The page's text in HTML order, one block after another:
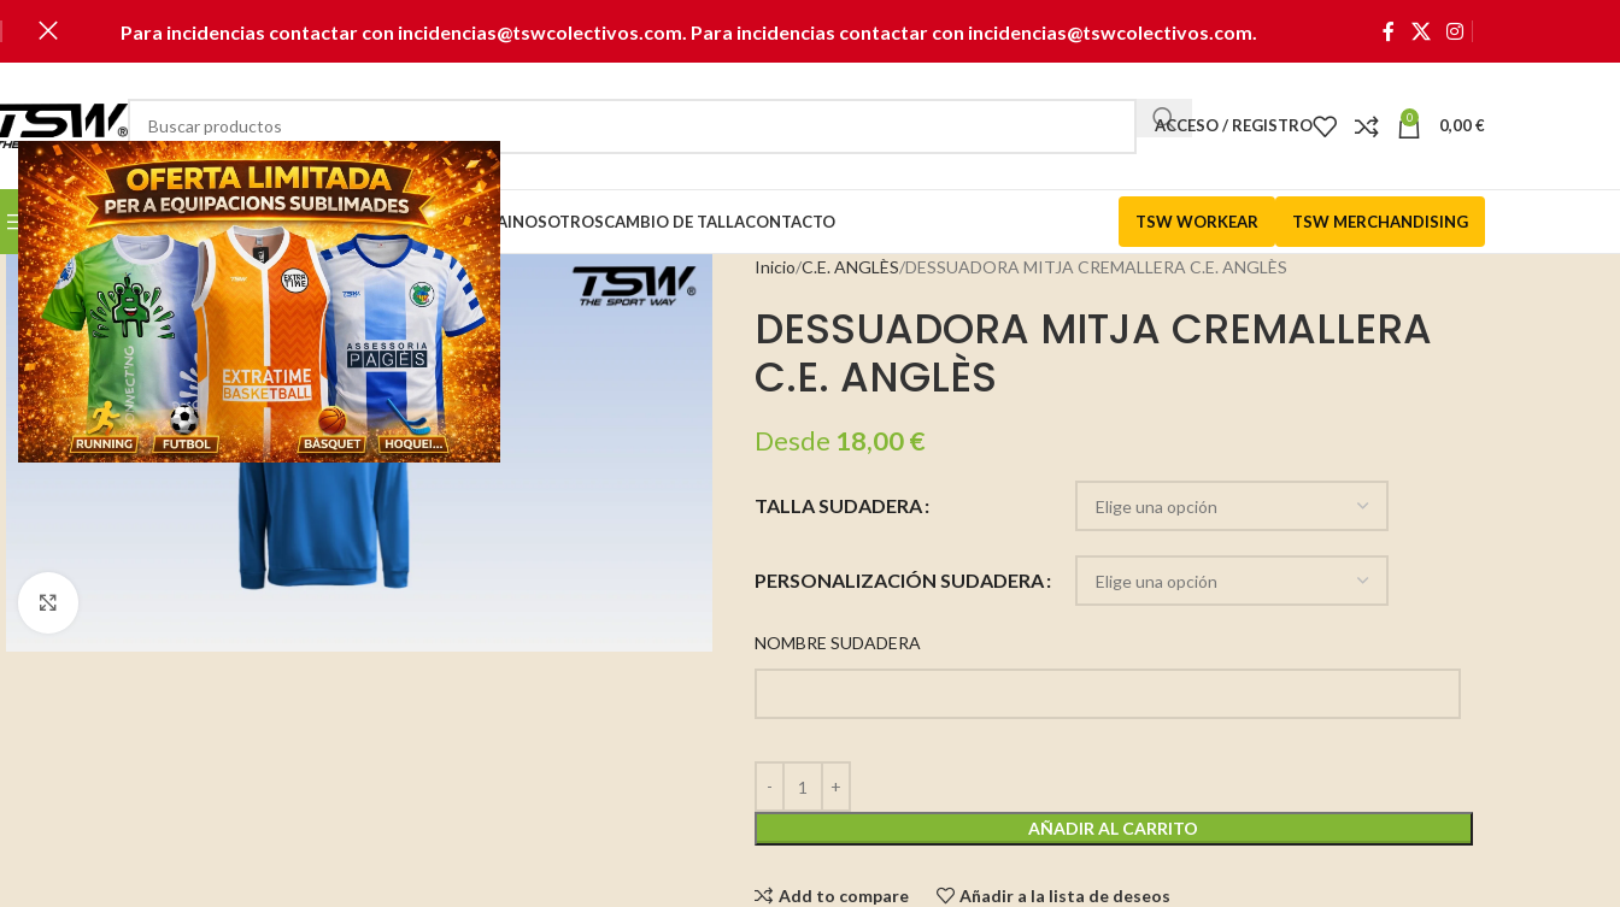
Para incidencias contactar con incidencias@tswcolectivos.com. Para incidencias contactar con incidencias@tswcolectivos.com
SELECCIONAR CATEGORÍA
ACCESO / REGISTRO 0 0,00€
SELECCIONA TU CLUB... INICIOCATÁLOGOSMUSAINOSOTROSCAMBIO DE TALLACONTACTO TSW WORKEAR TSW MERCHANDISING
Inicio C.E. ANGLÈS DESSUADORA MITJA CREMALLERA C.E. ANGLÈS
DESSUADORA MITJA CREMALLERA
C.E. ANGLÈS
Desde 18,00€
TALLA SUDADERA
PERSONALIZACIÓN SUDADERA
NOMBRE SUDADERA
AÑADIR AL CARRITO
Add to compare Añadir a la lista de deseos